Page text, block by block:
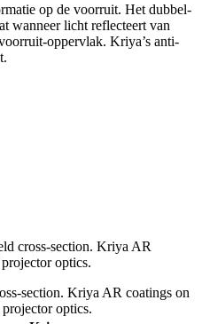
op de voorruit. Het dubbel-
wanneer licht reflecteert van
oppervlak. Kriya’s anti-
cross-section. Kriya AR
optics.
section. Kriya AR coatings on
optics.